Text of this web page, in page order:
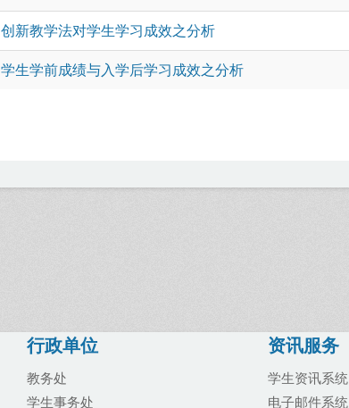
创新教学法对学生学习成效之分析
学生学前成绩与入学后学习成效之分析
行政单位
教务处
学生事务处
资讯服务
学生资讯系统
电子邮件系统